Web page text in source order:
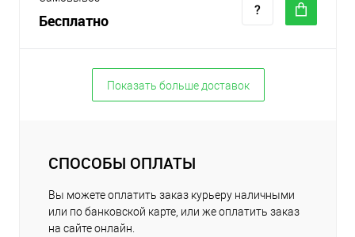
Бесплатно
Показать больше доставок
СПОСОБЫ ОПЛАТЫ
Вы можете оплатить заказ курьеру наличными
или по банковской карте, или же оплатить заказ
на сайте онлайн.